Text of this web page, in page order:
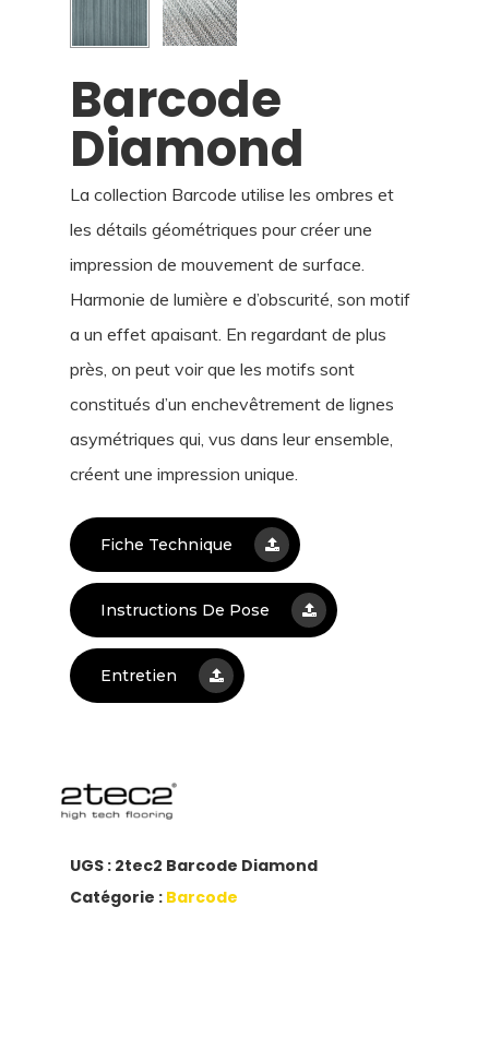
Barcode
Diamond
La col­lection Barcode utilise les ombres et
les détails géo­mé­triques pour créer une
impression de mouvement de surface.
Harmonie de lumière e d’obscurité, son motif
a un effet apaisant. En regardant de plus
près, on peut voir que les motifs sont
constitués d’un enche­vê­trement de lignes
asy­mé­triques qui, vus dans leur ensemble,
créent une impression unique.
Fiche Technique
Instructions De Pose
Entretien
UGS : 2tec2 Barcode Diamond
Catégorie : Barcode